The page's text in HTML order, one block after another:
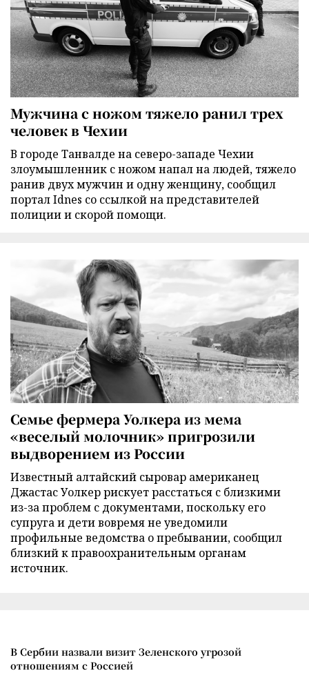
Мужчина с ножом тяжело ранил трех
человек в Чехии
В городе Танвалде на северо-западе Чехии
злоумышленник с ножом напал на людей, тяжело
ранив двух мужчин и одну женщину, сообщил
портал Idnes со ссылкой на представителей
полиции и скорой помощи.
Семье фермера Уолкера из мема
«веселый молочник» пригрозили
выдворением из России
Известный алтайский сыровар американец
Джастас Уолкер рискует расстаться с близкими
из-за проблем с документами, поскольку его
супруга и дети вовремя не уведомили
профильные ведомства о пребывании, сообщил
близкий к правоохранительным органам
источник.
В Сербии назвали визит Зеленского угрозой
отношениям с Россией